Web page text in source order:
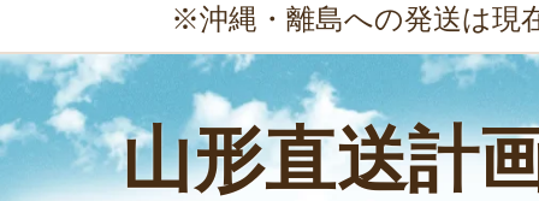
※沖縄・離島への発送は現
山形直送計